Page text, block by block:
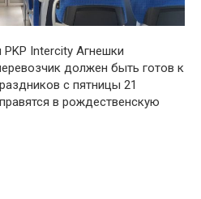
Intercity Агнешки
должен быть готов к
с пятницы 21
в рождественскую